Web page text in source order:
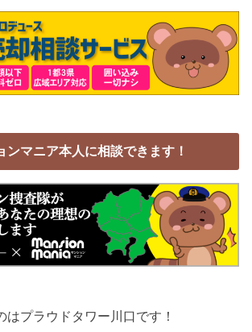
ンマニア本人に相談できます！
はプラウドタワー川口です！